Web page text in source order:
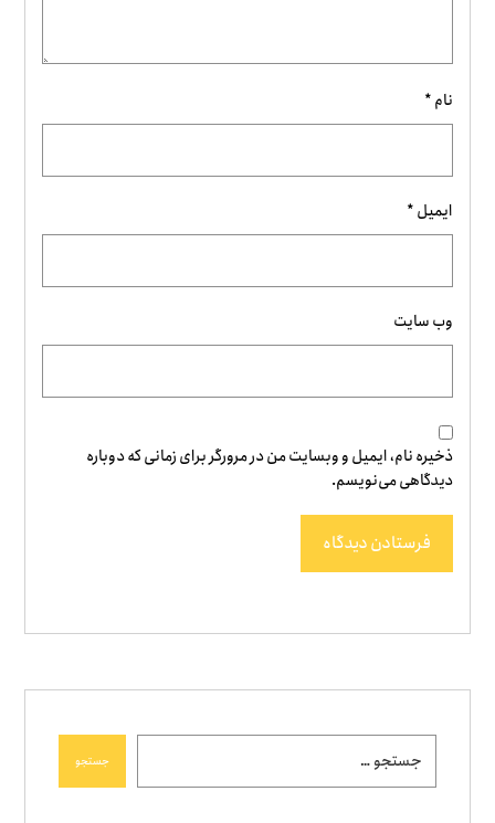
نام*
ایمیل*
وب‌ سایت
ذخیره نام، ایمیل و وبسایت من در مرورگر برای زمانی که دوباره
دیدگاهی می‌نویسم.
فرستادن دیدگاه
جستجو